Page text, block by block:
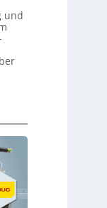
und